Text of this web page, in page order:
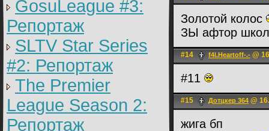
GosuLeague #3:
Репортаж
SLTV Star Series
#2: Репортаж
The Premier
League Season 2:
Репортаж
Золотой колос
ЗЫ афтор
#14 f4l.Heartoff-.- @
#11
#15 Дотцкер 364 @
жига бп